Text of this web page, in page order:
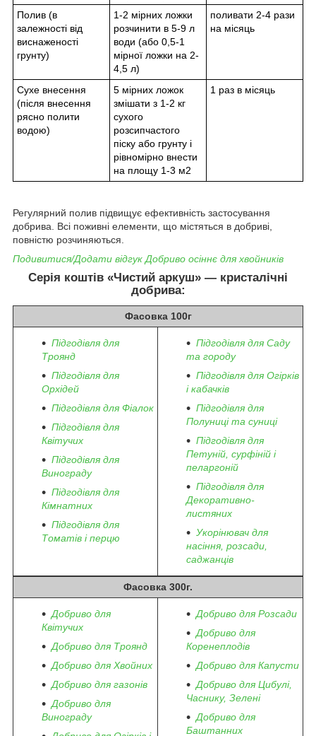
Полив (в
залежності від
виснаженості
грунту)
1-2 мірних ложки
розчинити в 5-9 л
води (або 0,5-1
мірної ложки на 2-
4,5 л)
поливати 2-4 рази
на місяць
Сухе внесення
(після внесення
рясно полити
водою)
5 мірних ложок
змішати з 1-2 кг
сухого
розсипчастого
піску або грунту і
рівномірно внести
на площу 1-3 м2
1 раз в місяць
Регулярний полив підвищує ефективність застосування
добрива. Всі поживні елементи, що містяться в добриві,
повністю розчиняються.
Подивитися/Додати відгук Добриво осіннє для хвойників
Серія коштів «Чистий аркуш» — кристалічні
добрива:
Фасовка 100г
Підгодівля для
Троянд
Підгодівля для
Орхідей
Підгодівля для Фіалок
Підгодівля для
Квітучих
Підгодівля для
Винограду
Підгодівля для
Кімнатних
Підгодівля для
Томатів і перцю
Підгодівля для Саду
та городу
Підгодівля для Огірків
і кабачків
Підгодівля для
Полуниці та суниці
Підгодівля для
Петуній, сурфіній і
пеларгоній
Підгодівля для
Декоративно-
листяних
Укорінювач для
насіння, розсади,
саджанців
Фасовка 300г.
Добриво для
Квітучих
Добриво для Троянд
Добриво для Хвойних
Добриво для газонів
Добриво для
Винограду
Добриво для Розсади
Добриво для
Коренеплодів
Добриво для Капусти
Добриво для Цибулі,
Часнику, Зелені
Добриво для
Баштанних